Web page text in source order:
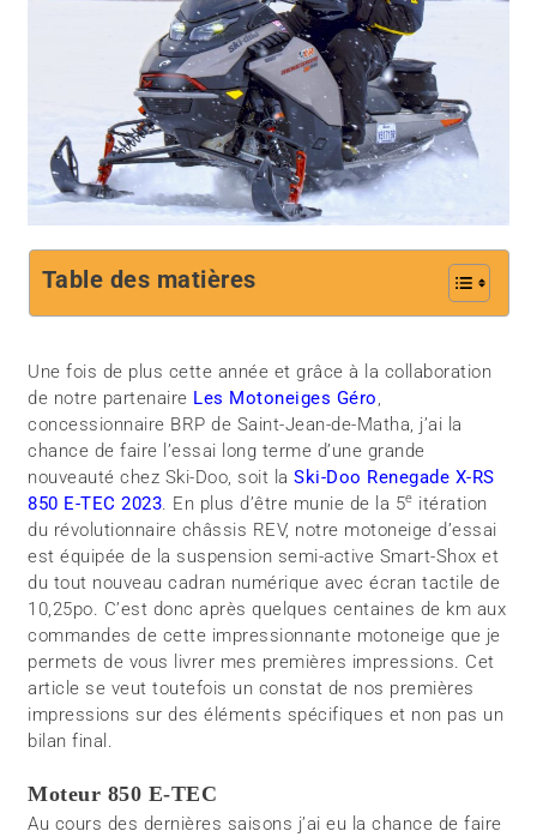
Table des matières
Une fois de plus cette année et grâce à la collaboration
de notre partenaire Les Motoneiges Géro,
concessionnaire BRP de Saint-Jean-de-Matha, j’ai la
chance de faire l’essai long terme d’une grande
nouveauté chez Ski-Doo, soit laSki-Doo Renegade X-RS
850 E-TEC 2023. En plus d’être munie de la 5e itération
du révolutionnaire châssis REV, notre motoneige d’essai
est équipée de la suspension semi-active Smart-Shox et
du tout nouveau cadran numérique avec écran tactile de
10,25po. C’est donc après quelques centaines de km aux
commandes de cette impressionnante motoneige que je
permets de vous livrer mes premières impressions. Cet
article se veut toutefois un constat de nos premières
impressions sur des éléments spécifiques et non pas un
bilan final.
Moteur 850 E-TEC
Au cours des dernières saisons j’ai eu la chance de faire